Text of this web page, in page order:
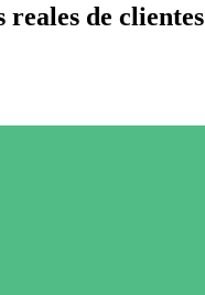
de clientes